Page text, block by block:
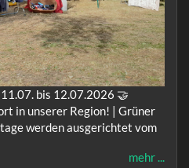
bis 12.07.2026 🤝
in unserer Region! | Grüner
werden ausgerichtet vom
mehr ...